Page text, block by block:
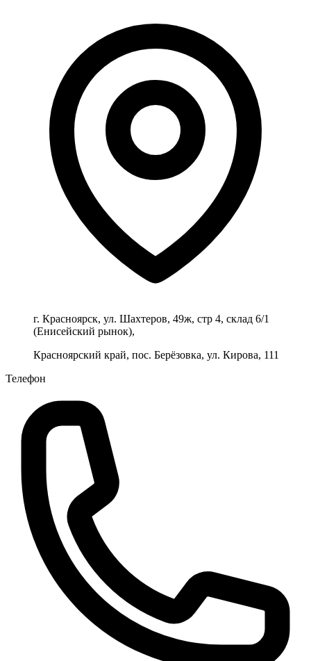
г. Красноярск, ул. Шахтеров, 49ж, стр 4, склад 6/1
(Енисейский рынок),
Красноярский край, пос. Берёзовка, ул. Кирова, 111
Телефон